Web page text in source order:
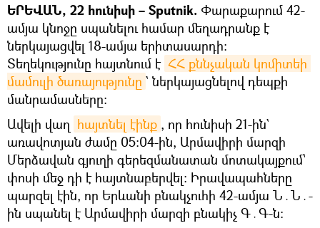
ԵՐԵՎԱՆ, 22 հունիսի – Sputnik. Փարաքարում 42-
ամյա կնոջը սպանելու համար մեղադրանք է
ներկայացվել 18-ամյա երիտասարդի։
Տեղեկությունը հայտնում է ՀՀ քննչական կոմիտեի
մամուլի ծառայությունը ` ներկայացնելով դեպքի
մանրամասները։
Ավելի վաղ հայտնել էինք , որ հունիսի 21-ին`
առավոտյան ժամը 05։04-ին, Արմավիրի մարզի
Մերձավան գյուղի գերեզմանատան մոտակայքում՝
փոսի մեջ դի է հայտնաբերվել։ Իրավապահները
պարզել էին, որ Երևանի բնակչուհի 42-ամյա Ն․Ն․-
ին սպանել է Արմավիրի մարզի բնակիչ Գ․Գ-ն։